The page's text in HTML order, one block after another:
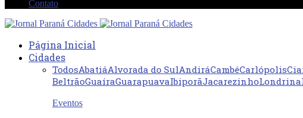
Contato
Página Inicial
Cidades
TodosAbatiáAlvorada do SulAndiráCambéCarlópolis
BeltrãoGuaíraGuarapuavaIbiporãJacarezinhoLondrina
Eventos